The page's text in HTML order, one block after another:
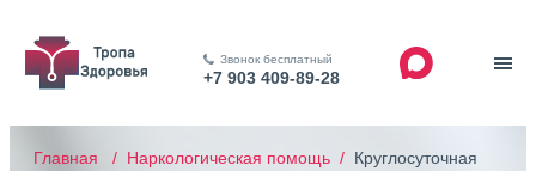
Звонок бесплатный
+7 903 409-89-28
Главная / Наркологическая помощь / Круглосуточная